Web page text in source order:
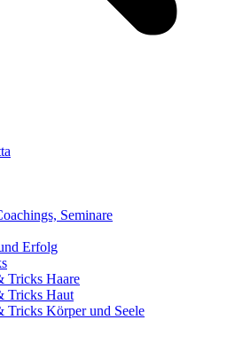
Seminare
Erfolg
Tricks Haare
Tricks Haut
Tricks Körper und Seele